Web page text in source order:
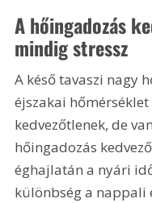
A hőingadozás
mindig stressz
A késő tavaszi nagy
éjszakai
kedvezőtlenek, de
hőingadozás
éghajlatán a nyári
különbség a nappali